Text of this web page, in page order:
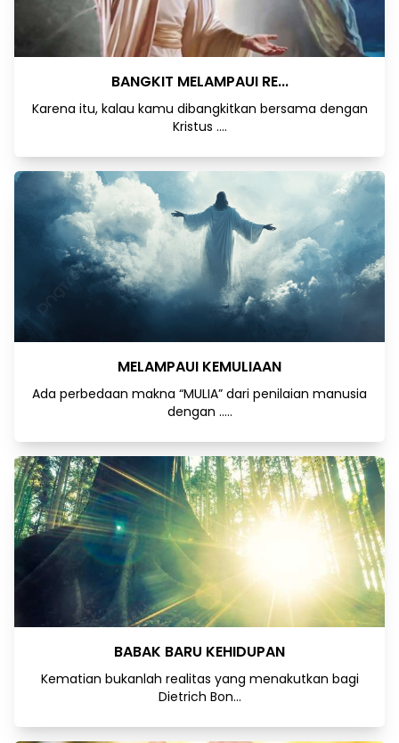
BANGKIT MELAMPAUI RE...
Karena itu, kalau kamu dibangkitkan bersama dengan
Kristus ....
MELAMPAUI KEMULIAAN
Ada perbedaan makna “MULIA” dari penilaian manusia
dengan .....
BABAK BARU KEHIDUPAN
Kematian bukanlah realitas yang menakutkan bagi
Dietrich Bon...